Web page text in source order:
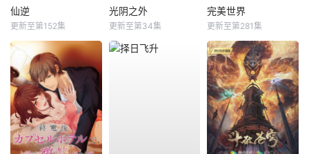
仙逆
更新至第152集
光阴之外
更新至第34集
完美世界
更新至第281集